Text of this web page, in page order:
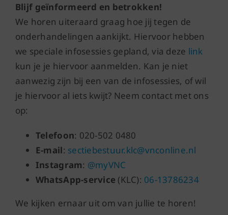
Blijf geïnformeerd en betrokken!
We horen uiteraard graag hoe jij tegen de
onderhandelingen aankijkt. Hiervoor hebben
we speciale infosessies gepland, via deze link
kun je je hiervoor aanmelden. Kan je niet
aanwezig zijn bij een van de infosessies, of wil
je hiervoor al iets kwijt? Neem contact met ons
op:
Telefoon: 020-502 0480
E-mail: sectiebestuur.klc@vnconline.nl
Instagram: @myVNC
WhatsApp-service (KLC): 06-13786234
We kijken ernaar uit om van jullie te horen!